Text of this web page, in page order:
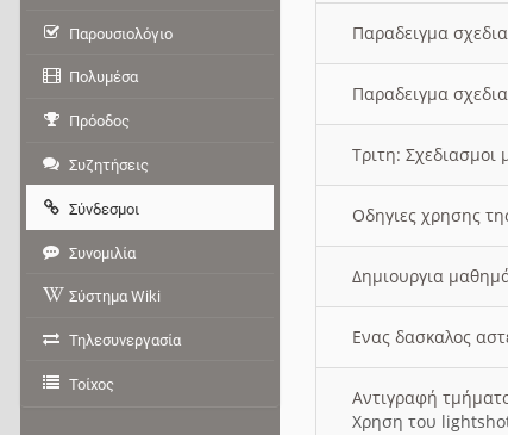
Παραδειγμα
Παραδειγμα
Τριτη:
Οδηγιες χρησης
Δημιουργια
Ενας δασκαλος
Αντιγραφή
Χρηση του
Παρουσιολόγιο
Πολυμέσα
Πρόοδος
Συζητήσεις
Σύνδεσμοι
Συνομιλία
Σύστημα Wiki
Τηλεσυνεργασία
Τοίχος